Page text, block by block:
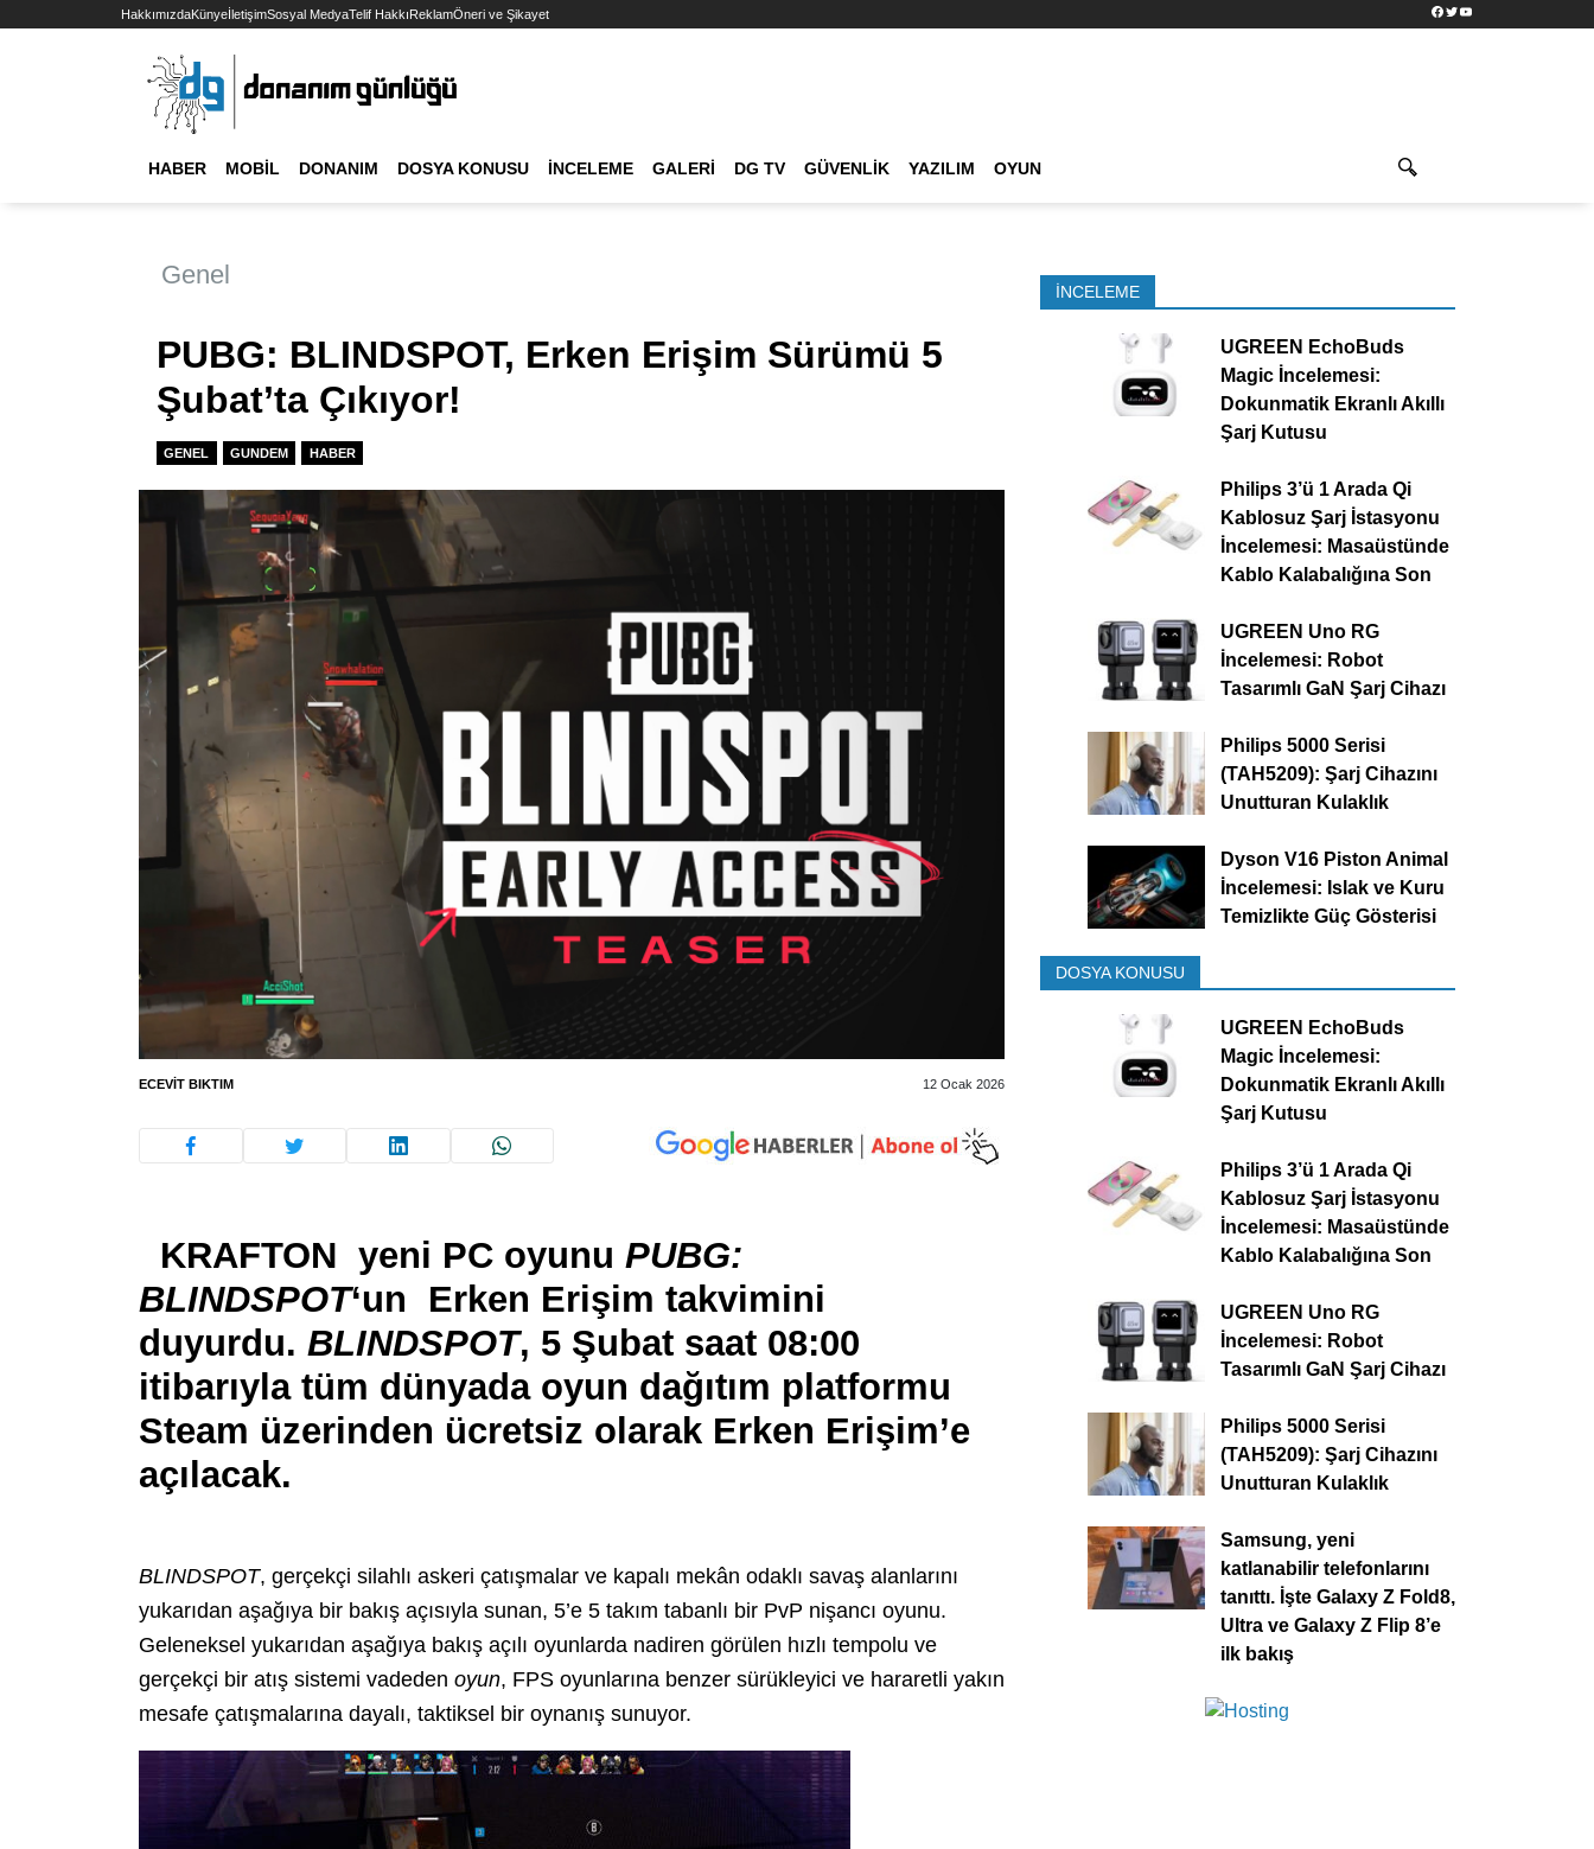
HakkımızdaKünyeİletişimSosyal MedyaTelif HakkıReklamÖneri ve Şikayet Facebook
TwitterYouTube
HABER MOBIL DONANIM DOSYA KONUSU İNCELEME GALERI DG TV GÜVENLIK YAZILIM OYUN
Genel
PUBG: BLINDSPOT, Erken Erişim Sürümü 5
Şubat’ta Çıkıyor!
GENEL GUNDEM HABER
ECEVIT BIKTIM 12 Ocak 2026
KRAFTON yeni PC oyunu PUBG:
BLINDSPOT‘un Erken Erişim takvimini
duyurdu. BLINDSPOT, 5 Şubat saat 08:00
itibarıyla tüm dünyada oyun dağıtım platformu
Steam üzerinden ücretsiz olarak Erken Erişim’e
açılacak.
BLINDSPOT, gerçekçi silahlı askeri çatışmalar ve kapalı mekân odaklı savaş alanlarını
yukarıdan aşağıya bir bakış açısıyla sunan, 5’e 5 takım tabanlı bir PvP nişancı oyunu.
Geleneksel yukarıdan aşağıya bakış açılı oyunlarda nadiren görülen hızlı tempolu ve
gerçekçi bir atış sistemi vadeden oyun, FPS oyunlarına benzer sürükleyici ve hararetli yakın
mesafe çatışmalarına dayalı, taktiksel bir oynanış sunuyor.
İNCELEME
UGREEN EchoBuds
Magic İncelemesi:
Dokunmatik Ekranlı Akıllı
Şarj Kutusu
Philips 3’ü 1 Arada Qi
Kablosuz Şarj İstasyonu
İncelemesi: Masaüstünde
Kablo Kalabalığına Son
UGREEN Uno RG
İncelemesi: Robot
Tasarımlı GaN Şarj Cihazı
Philips 5000 Serisi
(TAH5209): Şarj Cihazını
Unutturan Kulaklık
Dyson V16 Piston Animal
İncelemesi: Islak ve Kuru
Temizlikte Güç Gösterisi
DOSYA KONUSU
UGREEN EchoBuds
Magic İncelemesi:
Dokunmatik Ekranlı Akıllı
Şarj Kutusu
Philips 3’ü 1 Arada Qi
Kablosuz Şarj İstasyonu
İncelemesi: Masaüstünde
Kablo Kalabalığına Son
UGREEN Uno RG
İncelemesi: Robot
Tasarımlı GaN Şarj Cihazı
Philips 5000 Serisi
(TAH5209): Şarj Cihazını
Unutturan Kulaklık
Samsung, yeni
katlanabilir telefonlarını
tanıttı. İşte Galaxy Z Fold8,
Ultra ve Galaxy Z Flip 8’e
ilk bakış